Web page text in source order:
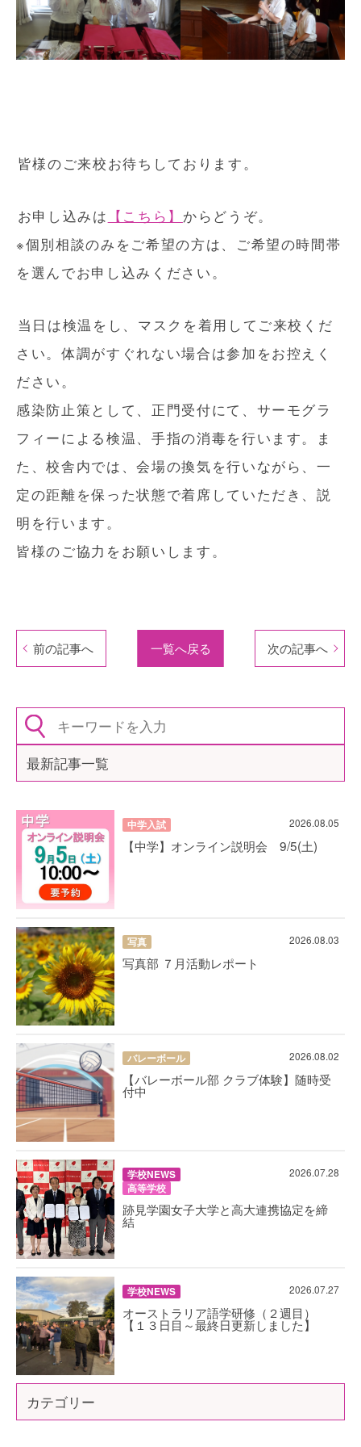
皆様のご来校お待ちしております。
お申し込みは 【こちら】 からどうぞ。
※個別相談のみをご希望の方は、ご希望の時間帯
を選んでお申し込みください。
当日は検温をし、マスクを着用してご来校くだ
さい。体調がすぐれない場合は参加をお控えく
ださい。
感染防止策として、正門受付にて、サーモグラ
フィーによる検温、手指の消毒を行います。ま
た、校舎内では、会場の換気を行いながら、一
定の距離を保った状態で着席していただき、説
明を行います。
皆様のご協力をお願いします。
前の記事へ 一覧へ戻る 次の記事へ
最新記事一覧
中学入試 2026.08.05
【中学】オンライン説明会 9/5(土)
写真 2026.08.03
写真部 ７月活動レポート
バレーボール 2026.08.02
【バレーボール部 クラブ体験】随時受
付中
学校NEWS
高等学校
2026.07.28
跡見学園女子大学と高大連携協定を締
結
学校NEWS 2026.07.27
オーストラリア語学研修（２週目）
【１３日目～最終日更新しました】
カテゴリー